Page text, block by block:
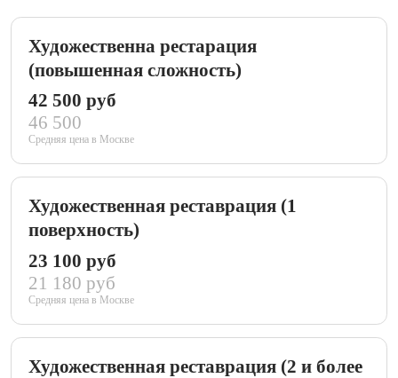
Художественна рестарация
(повышенная сложность)
42 500 руб
46 500
Средняя цена в Москве
Художественная реставрация (1
поверхность)
23 100 руб
21 180 руб
Средняя цена в Москве
Художественная реставрация (2 и более